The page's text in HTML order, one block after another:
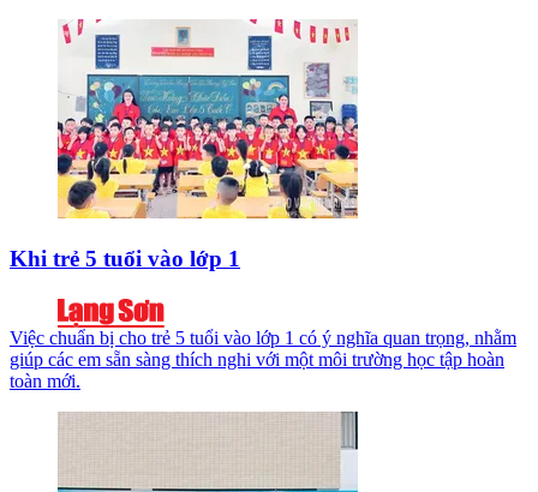
Khi trẻ 5 tuổi vào lớp 1
Việc chuẩn bị cho trẻ 5 tuổi vào lớp 1 có ý nghĩa quan trọng, nhằm
giúp các em sẵn sàng thích nghi với một môi trường học tập hoàn
toàn mới.